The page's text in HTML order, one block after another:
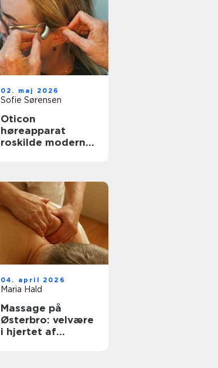
02. maj 2026
Sofie Sørensen
Oticon
høreapparat
roskilde moderne
04. april 2026
Maria Hald
Massage på
Østerbro: velvære
i hjertet af